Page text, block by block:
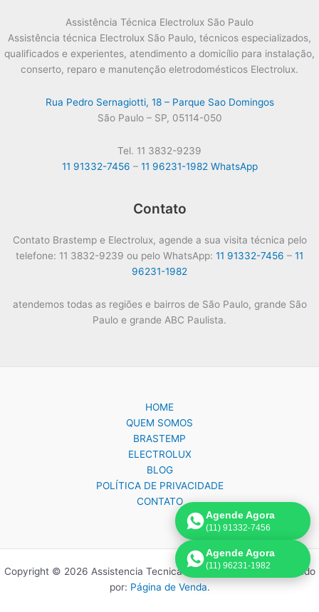
Assistência Técnica Electrolux São Paulo
Assistência técnica Electrolux São Paulo, técnicos especializados,
qualificados e experientes, atendimento a domicílio para instalação,
conserto, reparo e manutenção eletrodomésticos Electrolux.
Rua Pedro Sernagiotti, 18 – Parque Sao Domingos
São Paulo – SP, 05114-050
Tel. 11 3832-9239
11 91332-7456 – 11 96231-1982 WhatsApp
Contato
Contato Brastemp e Electrolux, agende a sua visita técnica pelo
telefone: 11 3832-9239 ou pelo WhatsApp: 11 91332-7456 – 11
96231-1982
atendemos todas as regiões e bairros de São Paulo, grande São
Paulo e grande ABC Paulista.
HOME
QUEM SOMOS
BRASTEMP
ELECTROLUX
BLOG
POLÍTICA DE PRIVACIDADE
CONTATO
Copyright © 2026 Assistencia Tecnica Brastemp Electrolux | Criado
por: Página de Venda.
Agende Agora
(11) 91332-7456
Agende Agora
(11) 96231-1982